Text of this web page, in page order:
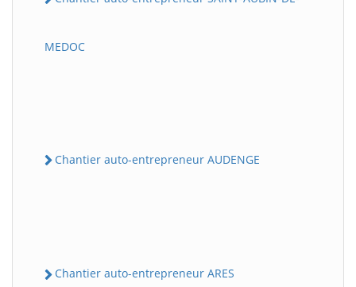
MEDOC
Chantier auto-entrepreneur AUDENGE
Chantier auto-entrepreneur ARES